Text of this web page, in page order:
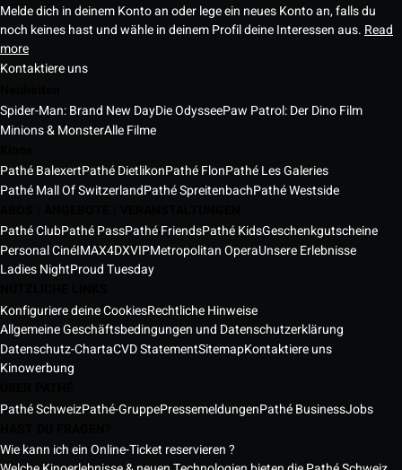
Melde dich in deinem Konto an oder lege ein neues Konto an, falls du
noch keines hast und wähle in deinem Profil deine Interessen aus. Read
more
Kontaktiere uns
Spider-Man: Brand New DayDie OdysseePaw Patrol: Der Dino Film
Minions & MonsterAlle Filme
Pathé BalexertPathé DietlikonPathé FlonPathé Les Galeries
Pathé Mall Of SwitzerlandPathé SpreitenbachPathé Westside
Pathé ClubPathé PassPathé FriendsPathé KidsGeschenkgutscheine
Personal CinéIMAX4DXVIPMetropolitan OperaUnsere Erlebnisse
Ladies NightProud Tuesday
Konfiguriere deine CookiesRechtliche Hinweise
Allgemeine Geschäftsbedingungen und Datenschutzerklärung
Datenschutz-ChartaCVD StatementSitemapKontaktiere uns
Kinowerbung
Pathé SchweizPathé-GruppePressemeldungenPathé BusinessJobs
Wie kann ich ein Online-Ticket reservieren ?